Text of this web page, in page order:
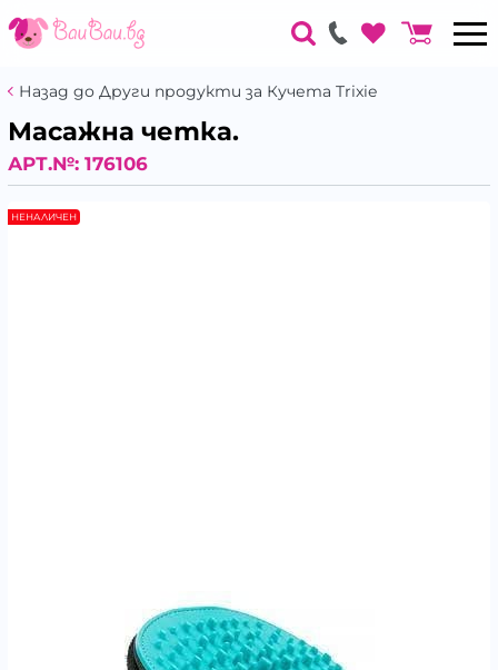
Назад до Други продукти за Кучета Trixie
Масажна четка.
АРТ.№: 176106
НЕНАЛИЧЕН